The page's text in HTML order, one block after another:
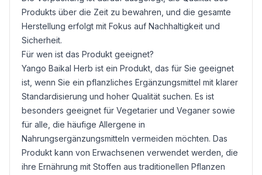
Produkts über die Zeit zu bewahren, und die gesamte
Herstellung erfolgt mit Fokus auf Nachhaltigkeit und
Sicherheit.
Für wen ist das Produkt geeignet?
Yango Baikal Herb ist ein Produkt, das für Sie geeignet
ist, wenn Sie ein pflanzliches Ergänzungsmittel mit klarer
Standardisierung und hoher Qualität suchen. Es ist
besonders geeignet für Vegetarier und Veganer sowie
für alle, die häufige Allergene in
Nahrungsergänzungsmitteln vermeiden möchten. Das
Produkt kann von Erwachsenen verwendet werden, die
ihre Ernährung mit Stoffen aus traditionellen Pflanzen